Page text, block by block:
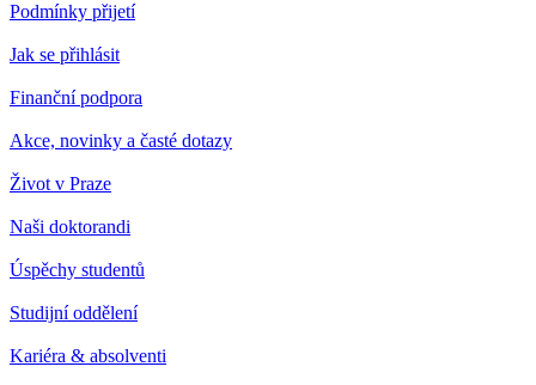
Podmínky přijetí
Jak se přihlásit
Finanční podpora
Akce, novinky a časté dotazy
Život v Praze
Naši doktorandi
Úspěchy studentů
Studijní oddělení
Kariéra & absolventi